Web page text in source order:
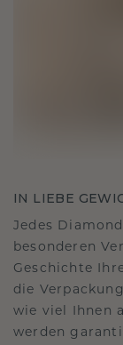
IN LIEBE
Jedes
besonderen
Geschichte
die
wie viel Ihnen
werden